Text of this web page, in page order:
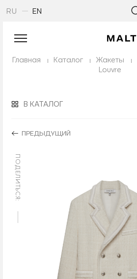
RU EN
Главная Каталог Жакеты
Louvre
В КАТАЛОГ
ПРЕДЫДУЩИЙ
ПОДЕЛИТЬСЯ: